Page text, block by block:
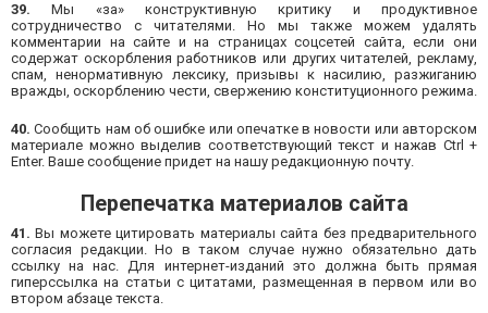
39. Мы «за» конструктивную критику и продуктивное
сотрудничество с читателями. Но мы также можем удалять
комментарии на сайте и на страницах соцсетей сайта, если они
содержат оскорбления работников или других читателей, рекламу,
спам, ненормативную лексику, призывы к насилию, разжиганию
вражды, оскорблению чести, свержению конституционного режима.
40. Сообщить нам об ошибке или опечатке в новости или авторском
материале можно выделив соответствующий текст и нажав Ctrl +
Enter. Ваше сообщение придет на нашу редакционную почту.
Перепечатка материалов сайта
41. Вы можете цитировать материалы сайта без предварительного
согласия редакции. Но в таком случае нужно обязательно дать
ссылку на нас. Для интернет-изданий это должна быть прямая
гиперссылка на статьи с цитатами, размещенная в первом или во
втором абзаце текста.